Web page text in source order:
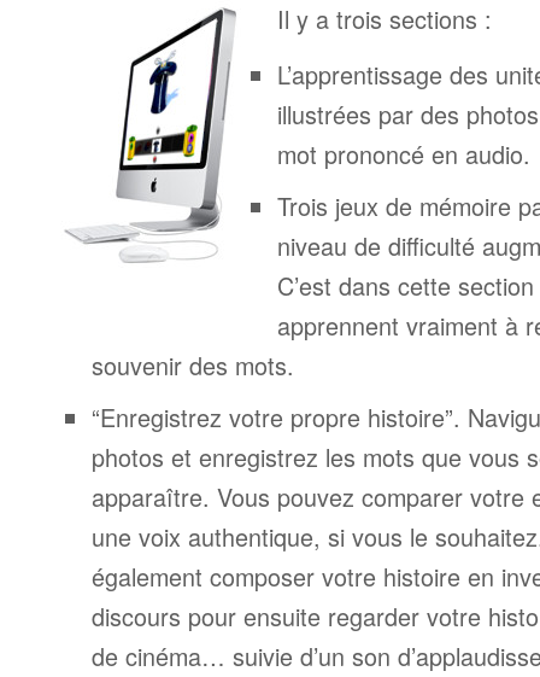
Il y a trois sections :
L’apprentissage des
illustrées par des
mot prononcé en audio.
Trois jeux de mémoire
niveau de difficulté
C’est dans cette
apprennent vraiment à
souvenir des mots.
“Enregistrez votre propre histoire”.
photos et enregistrez les mots que vous
apparaître. Vous pouvez comparer votre
une voix authentique, si vous le
également composer votre histoire en
discours pour ensuite regarder votre
de cinéma… suivie d’un son